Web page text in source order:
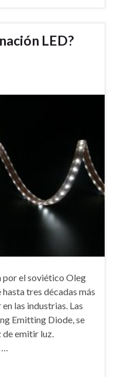
LED?
por el soviético Oleg
tres décadas más
las industrias. Las
Emitting Diode, se
de emitir luz.
…